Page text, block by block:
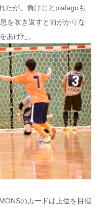
たが、負けじとpialagoも
を吹き返すと前がかりな
あげた。
のカードは上位を目指